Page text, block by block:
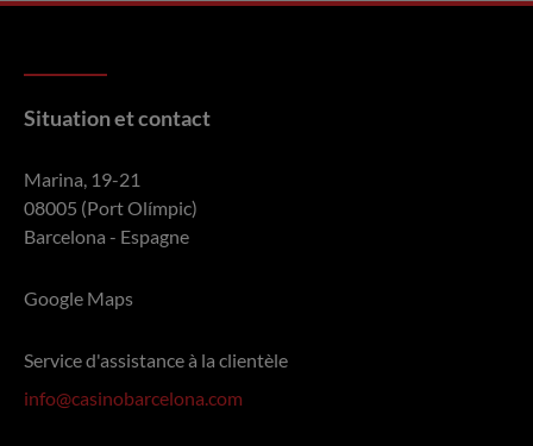
Situation et contact
Marina, 19-21
08005 (Port Olímpic)
Barcelona - Espagne
Google Maps
Service d'assistance à la clientèle
info@casinobarcelona.com